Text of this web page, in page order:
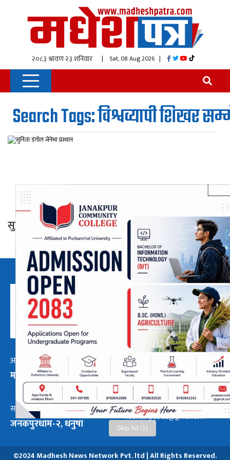
Skip Ad (1)
| Sat, 08 Aug 2026 |
Search Tags: विश्वव्यापी शिखर
सुनिता डंगोल जेनेभा प्रस्थान
अध्यक्ष तथा प्रबन्ध निर्देशक:
मनोजकुमार मोरबैता
हाम्रो टीम :
सबै हेर्नुहोस्
सम्पर्क ठेगाना:
जनकपुरधाम-२, धनुषा
9854033933
madheshpatra2@gmail.com
©2024 Madhesh News Network Pvt. ltd | All Rights Reserved.